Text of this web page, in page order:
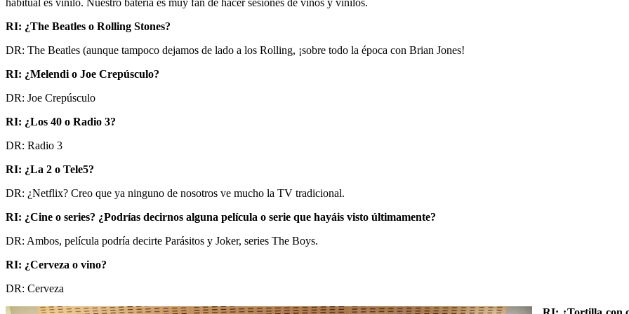
RI: ¿The Beatles o Rolling Stones?
DR: The Beatles (aunque tampoco dejamos de lado a los Rolling, ¡sobre todo la época con Brian Jones!
RI: ¿Melendi o Joe Crepúsculo?
DR: Joe Crepúsculo
RI: ¿Los 40 o Radio 3?
DR: Radio 3
RI: ¿La 2 o Tele5?
DR: ¿Netflix? Creo que ya ninguno de nosotros ve mucho la TV tradicional.
RI: ¿Cine o series? ¿Podrías decirnos alguna película o serie que hayáis visto últimamente?
DR: Ambos, película podría decirte Parásitos y Joker, series The Boys.
RI: ¿Cerveza o vino?
DR: Cerveza